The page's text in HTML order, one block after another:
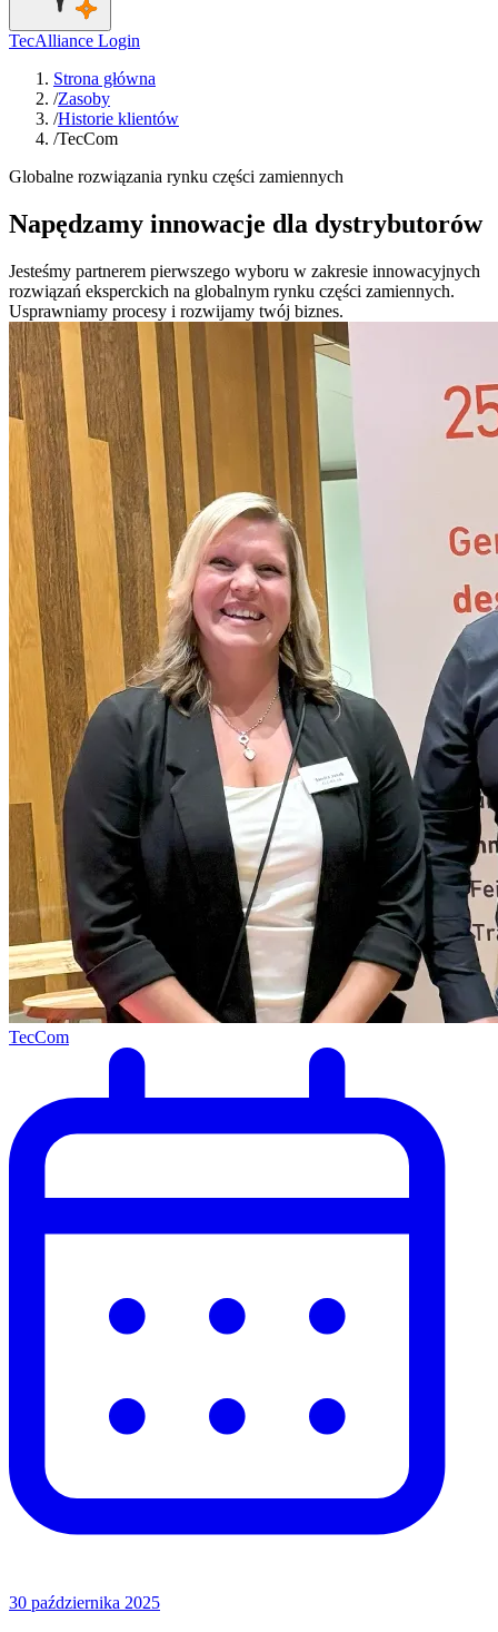
TecAlliance Login
Strona główna
/Zasoby
/Historie klientów
/TecCom
Globalne rozwiązania rynku części zamiennych
Napędzamy innowacje dla dystrybutorów
Jesteśmy partnerem pierwszego wyboru w zakresie innowacyjnych
rozwiązań eksperckich na globalnym rynku części zamiennych.
Usprawniamy procesy i rozwijamy twój biznes.
TecCom
30 października 2025